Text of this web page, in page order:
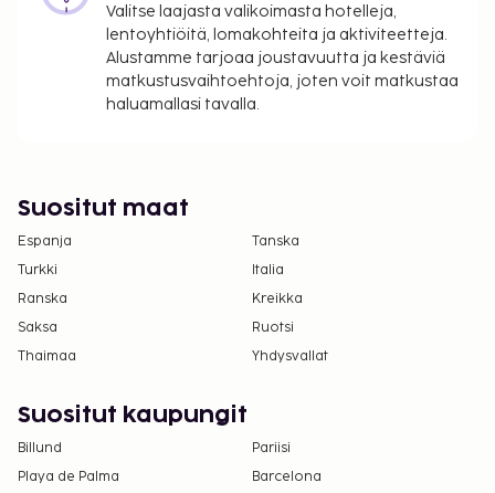
päivittäin klo 6.00–10.30.
Majoituspaikka veloittaa seuraavat paikan päällä
suoritettavat maksut. Maksuihin saattaa sisältyä
sovellettavat verot:
Kaupunki perii majoituspaikassa maksettavan
turismimaksun. Maksu on 20.00 AED
ensimmäisestä makuuhuoneesta per yö, ja se
nousee 20.00 AED:lla per yö jokaisen
lisämakuuhuoneen myötä.
Tässä on mainittu kaikki majoituspaikan meille
Maksu buffetaamiaisesta: noin 124 AED aikuisille
ja 65 AED lapsille
Lisävuode: 200.0 AED per päivä
Valitse laajasta valikoimasta hotelleja,
lentoyhtiöitä, lomakohteita ja aktiviteetteja.
Alustamme tarjoaa joustavuutta ja kestäviä
matkustusvaihtoehtoja, joten voit matkustaa
haluamallasi tavalla.
Suositut maat
Espanja
Tanska
Turkki
Italia
Ranska
Kreikka
Saksa
Ruotsi
Thaimaa
Yhdysvallat
Suositut kaupungit
Billund
Pariisi
Playa de Palma
Barcelona